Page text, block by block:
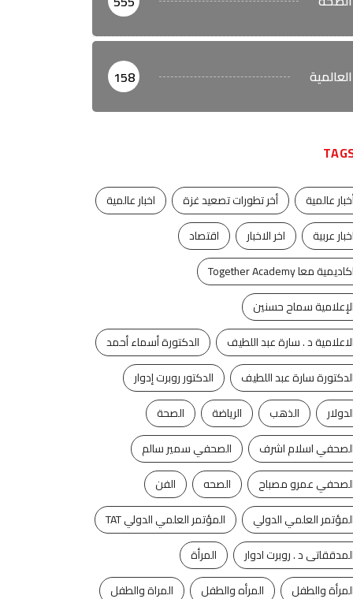
العالمية 158
عالمية أخر تطورات تصعيد غزة
اخبار عالمية
اخبار عربية
اخر الاخبار
اقتصاد
اكاديمية معا Together Academy
الإعلامية سماح حسنين
الاعلامية د . سارة عبد اللطيف
الدكتورة أسماء أحمد
الدكتورة سارة عبد اللطيف
الدكتور روبرت إدوار
الدولار
الذهب الرياضة
الصحة
الصحفي اسلام اشرف
الصحفي سمير سالم
الصحفي عمرو مصباح
الصحه
الفن
المؤتمر العلمي الدولي
المؤتمر العلمي الدولي TAT
المدققاتى د . روبرت ادوار
المرأة
المرأة والطفل
المرأه والطفل
المراة والطفل